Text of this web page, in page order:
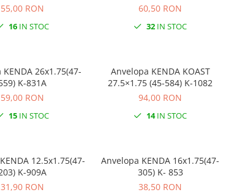
55,00 RON
16 IN STOC
60,50 RON
32 IN STOC
26x1.75(47-
K-831A
59,00 RON
15 IN STOC
Anvelopa KENDA KOAST
27.5×1.75 (45-584) K-1082
94,00 RON
14IN STOC
12.5x1.75(47-
K-909A
31,90 RON
Anvelopa KENDA 16x1.75(47-
305) K- 853
38,50 RON